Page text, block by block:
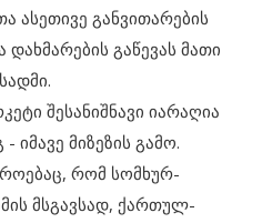
განვითარების
დახმარების გაწევას მათი
შესანიშნავი იარაღია
იმავე მიზეზის გამო.
რომ სომხურ-
მსგავსად, ქართულ-